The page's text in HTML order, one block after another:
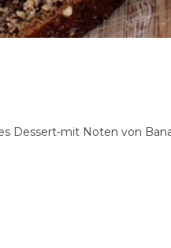
Dessert-mit Noten von